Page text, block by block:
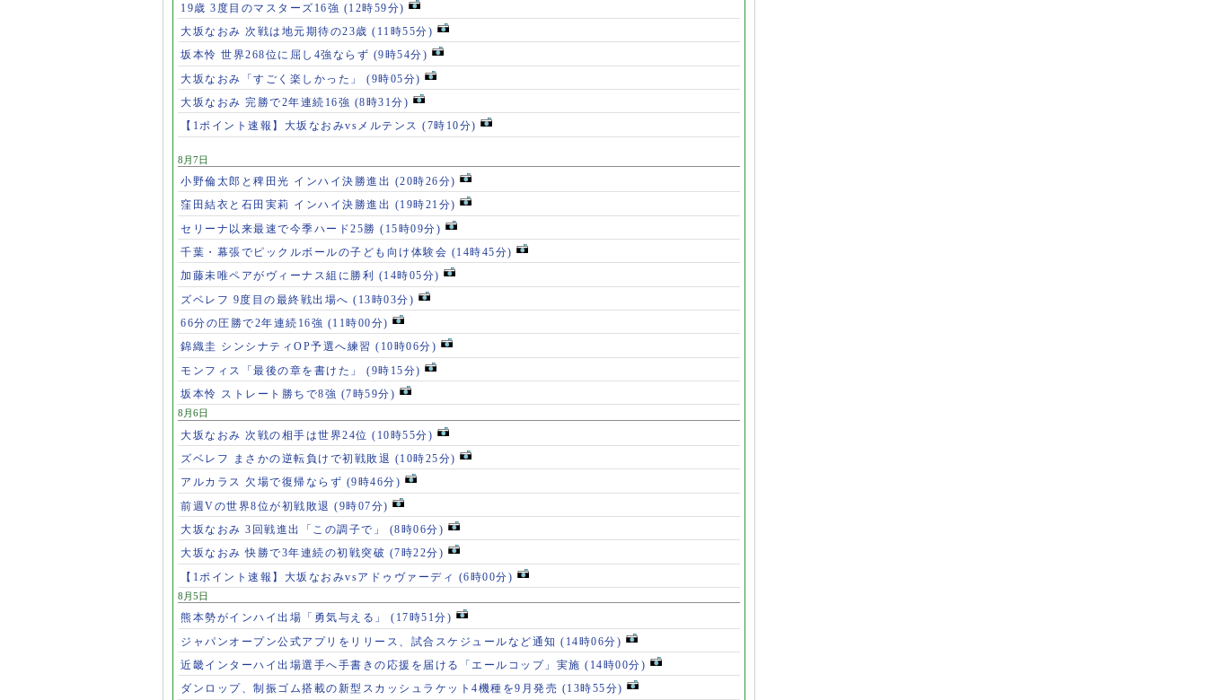
19歳 3度目のマスターズ16強 (12時59分)
大坂なおみ 次戦は地元期待の23歳 (11時55分)
坂本怜 世界268位に屈し4強ならず (9時54分)
大坂なおみ「すごく楽しかった」 (9時05分)
大坂なおみ 完勝で2年連続16強 (8時31分)
【1ポイント速報】大坂なおみvsメルテンス (7時10分)
8月7日
小野倫太郎と稗田光 インハイ決勝進出 (20時26分)
窪田結衣と石田実莉 インハイ決勝進出 (19時21分)
セリーナ以来最速で今季ハード25勝 (15時09分)
千葉・幕張でピックルボールの子ども向け体験会 (14時45分)
加藤未唯ペアがヴィーナス組に勝利 (14時05分)
ズベレフ 9度目の最終戦出場へ (13時03分)
66分の圧勝で2年連続16強 (11時00分)
錦織圭 シンシナティOP予選へ練習 (10時06分)
モンフィス「最後の章を書けた」 (9時15分)
坂本怜 ストレート勝ちで8強 (7時59分)
8月6日
大坂なおみ 次戦の相手は世界24位 (10時55分)
ズベレフ まさかの逆転負けで初戦敗退 (10時25分)
アルカラス 欠場で復帰ならず (9時46分)
前週Vの世界8位が初戦敗退 (9時07分)
大坂なおみ 3回戦進出「この調子で」 (8時06分)
大坂なおみ 快勝で3年連続の初戦突破 (7時22分)
【1ポイント速報】大坂なおみvsアドゥヴァーディ (6時00分)
8月5日
熊本勢がインハイ出場「勇気与える」 (17時51分)
ジャパンオープン公式アプリをリリース、試合スケジュールなど通知 (14時06分)
近畿インターハイ出場選手へ手書きの応援を届ける「エールコップ」実施 (14時00分)
ダンロップ、制振ゴム搭載の新型スカッシュラケット4機種を9月発売 (13時55分)